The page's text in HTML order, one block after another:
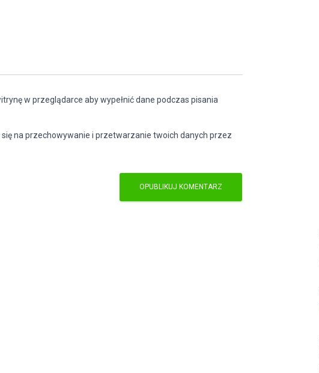
w przeglądarce aby wypełnić dane podczas pisania
na przechowywanie i przetwarzanie twoich danych przez